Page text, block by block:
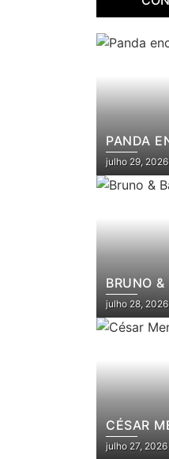
PANDA
julho 29, 2026
BRUNO
julho 28, 2026
CÉSAR
julho 27, 2026